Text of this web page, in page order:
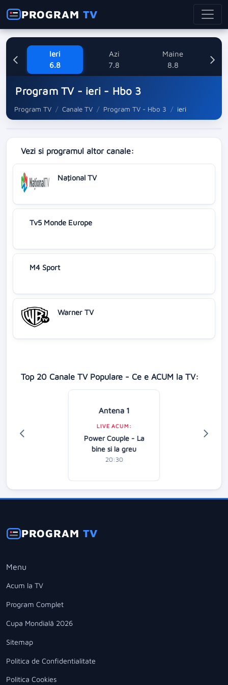
PROGRAMTV
Ieri
6.8
Azi
7.8
Maine
8.8
Program TV - ieri - Hbo 3
Program TV Canale TV Program TV - Hbo 3 ieri
Vezi si programul altor canale:
Naţional TV
Tv5 Monde Europe
M4 Sport
Warner TV
Top 20 Canale TV Populare - Ce e ACUM la TV:
Antena 1
LIVE ACUM:
Power Couple - La
bine si la greu
20:30
PROGRAMTV
Menu
Acum la TV
Program Complet
Cupa Mondială 2026
Sitemap
Politica de Confidentialitate
Politica Cookies